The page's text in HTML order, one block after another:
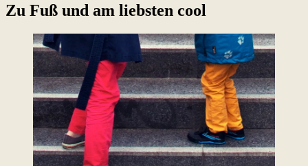
Zu Fuß und am liebsten cool